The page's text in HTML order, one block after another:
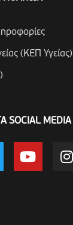
(ΚΕΠ Υγείας)
SOCIAL MEDIA